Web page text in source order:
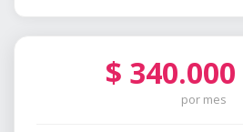
$ 340.000
por mes